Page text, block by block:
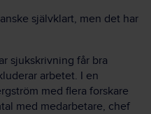
självklart, men det har
sjukskrivning får bra
arbetet. I en
med flera forskare
med medarbetare, chef